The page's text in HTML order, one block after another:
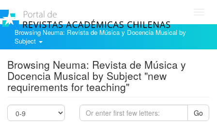
Browsing Neuma: Revista de Música y Docencia Musical by
Subject
Browsing Neuma: Revista de Música y
Docencia Musical by Subject "new
requirements for teaching"
Go